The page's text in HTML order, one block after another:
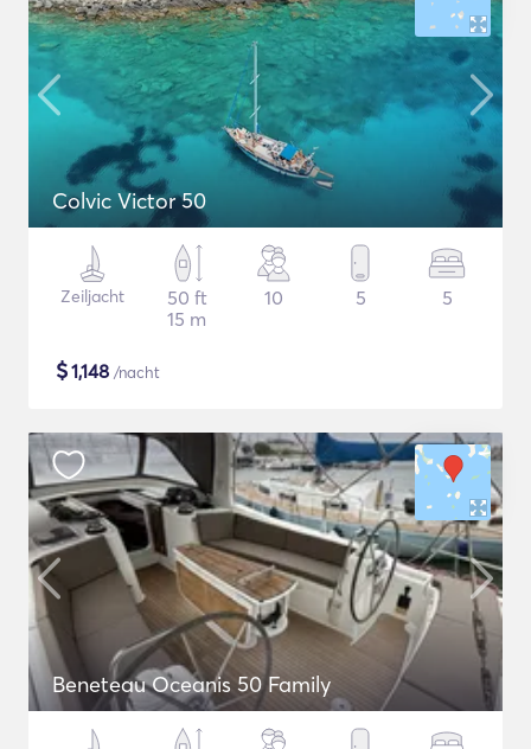
Colvic Victor 50
Zeiljacht
50 ft
15 m
10 5 5
$1,148 /nacht
Beneteau Oceanis 50 Family